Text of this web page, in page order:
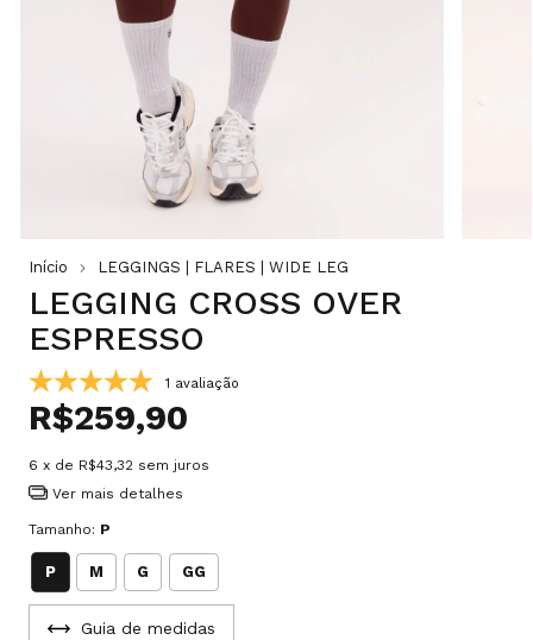
Início LEGGINGS | FLARES | WIDE LEG
LEGGING CROSS OVER
ESPRESSO
1 avaliação
R$259,90
6 x de R$43,32 sem juros
Ver mais detalhes
Tamanho: P
P M G GG
Guia de medidas